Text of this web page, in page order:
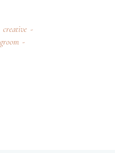
creative
groom